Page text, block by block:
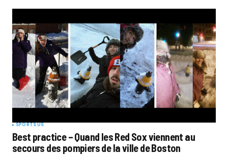
SPORTS US
Best practice – Quand les Red Sox viennent au
secours des pompiers de la ville de Boston